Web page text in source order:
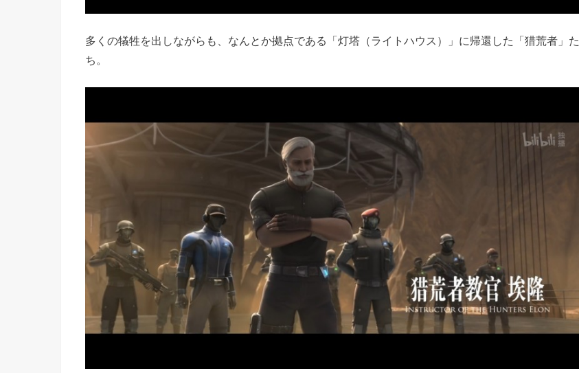
多くの犠牲を出しながらも、なんとか拠点である「灯塔（ライトハウス）」に帰還した「猎荒者」た
ち。